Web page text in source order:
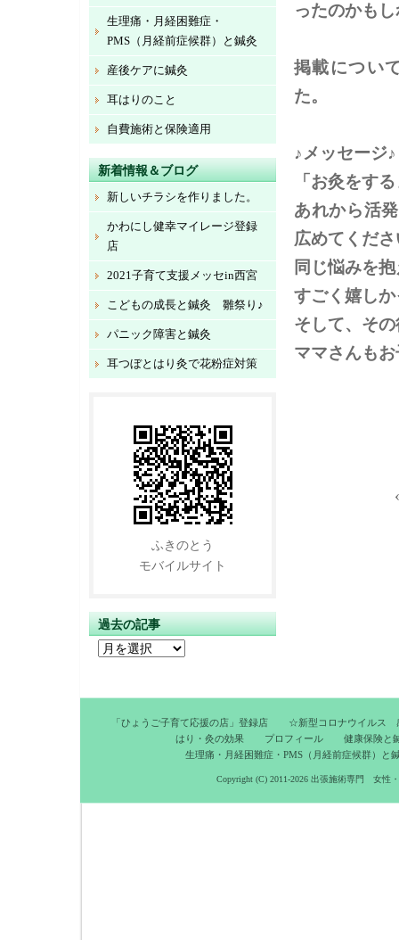
ったのかも
掲載につい
た。
♪メッセージ♪
「お灸をす
あれから活
広めてくださ
同じ悩みを
すごく嬉し
そして、そ
ママさんも
生理痛・月経困難症・
PMS（月経前症候群）と鍼灸
産後ケアに鍼灸
耳はりのこと
自費施術と保険適用
新着情報＆ブログ
新しいチラシを作りました。
かわにし健幸マイレージ登録
店
2021子育て支援メッセin西宮
こどもの成長と鍼灸 雛祭り♪
パニック障害と鍼灸
耳つぼとはり灸で花粉症対策
ふきのとう
モバイルサイト
過去の記事
「ひょうご子育て応援の店」登録店
☆新型コロナウイルス
はり・灸の効果
プロフィール
健康保険と
生理痛・月経困難症・PMS（月経前症候群）と
Copyright (C) 2011-2026 出張施術専門 女性